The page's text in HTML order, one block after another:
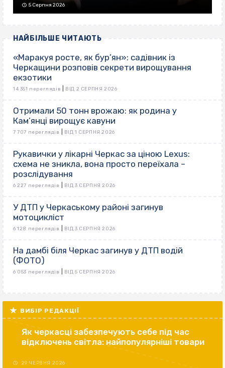
5 Серпня 2026
НАЙБІЛЬШЕ ЧИТАЮТЬ
«Маракуя росте, як бур’ян»: садівник із
Черкащини розповів секрети вирощування
екзотики
14 351 переглядів ВІД 2 СЕРПНЯ 2026
Отримали 50 тонн врожаю: як родина у
Кам’янці вирощує кавуни
7 707 переглядів ВІД 1 СЕРПНЯ 2026
Рукавички у лікарні Черкас за ціною Lexus:
схема не зникла, вона просто переїхала –
розслідування
6 227 переглядів ВІД 3 СЕРПНЯ 2026
У ДТП у Черкаському районі загинув
мотоцикліст
6 128 переглядів ВІД 3 СЕРПНЯ 2026
На дамбі біля Черкас загинув у ДТП водій
(ФОТО)
6 053 переглядів ВІД 5 СЕРПНЯ 2026
ВИБІР РЕДАКЦІЇ
Як черкасці забезпечують себе під час
відключень світла: найпопулярніші товари
29 ЧЕРВНЯ 2026